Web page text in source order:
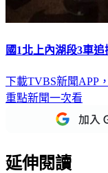
國1北上內湖段3車
下載TVBS新聞APP
重點新聞一次看
延伸閱讀